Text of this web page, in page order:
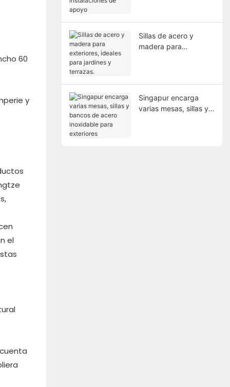
60
y
el
Sillas de acero y
madera para
Singapur encarga
varias mesas, sillas y